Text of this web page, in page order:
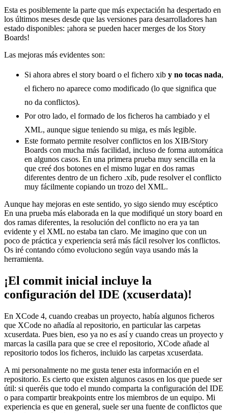
Esta es posiblemente la parte que más expectación ha despertado en
los últimos meses desde que las versiones para desarrolladores han
estado disponibles: ¡ahora se pueden hacer merges de los Story
Boards!
Las mejoras más evidentes son:
Si ahora abres el story board o el fichero xib y no tocas nada,
el fichero no aparece como modificado (lo que significa que
no da conflictos).
Por otro lado, el formado de los ficheros ha cambiado y el
XML, aunque sigue teniendo su miga, es más legible.
Este formato permite resolver conflictos en los XIB/Story
Boards con mucha más facilidad, incluso de forma automática
en algunos casos. En una primera prueba muy sencilla en la
que creé dos botones en el mismo lugar en dos ramas
diferentes dentro de un fichero .xib, pude resolver el conflicto
muy fácilmente copiando un trozo del XML.
Aunque hay mejoras en este sentido, yo sigo siendo muy escéptico
En una prueba más elaborada en la que modifiqué un story board en
dos ramas diferentes, la resolución del conflicto no era ya tan
evidente y el XML no estaba tan claro. Me imagino que con un
poco de práctica y experiencia será más fácil resolver los conflictos.
Os iré contando cómo evoluciono según vaya usando más la
herramienta.
¡El commit inicial incluye la
configuración del IDE (xcuserdata)!
En XCode 4, cuando creabas un proyecto, había algunos ficheros
que XCode no añadía al repositorio, en particular las carpetas
xcuserdata. Pues bien, eso ya no es así y cuando creas un proyecto y
marcas la casilla para que se cree el repositorio, XCode añade al
repositorio todos los ficheros, incluido las carpetas xcuserdata.
A mi personalmente no me gusta tener esta información en el
repositorio. Es cierto que existen algunos casos en los que puede ser
útil: si queréis que todo el mundo comparta la configuración del IDE
o para compartir breakpoints entre los miembros de un equipo. Mi
experiencia es que en general, suele ser una fuente de conflictos que